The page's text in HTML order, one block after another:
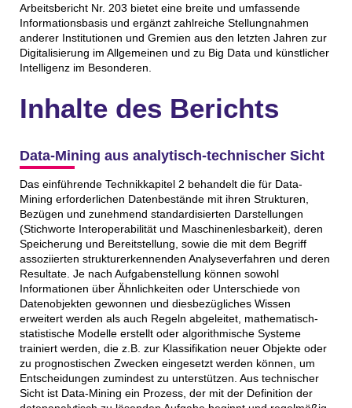
Arbeitsbericht Nr. 203 bietet eine breite und umfassende
Informationsbasis und ergänzt zahlreiche Stellungnahmen
anderer Institutionen und Gremien aus den letzten Jahren zur
Digitalisierung im Allgemeinen und zu Big Data und künstlicher
Intelligenz im Besonderen.
Inhalte des Berichts
Data-Mining aus analytisch-technischer Sicht
Das einführende Technikkapitel 2 behandelt die für Data-
Mining erforderlichen Datenbestände mit ihren Strukturen,
Bezügen und zunehmend standardisierten Darstellungen
(Stichworte Interoperabilität und Maschinenlesbarkeit), deren
Speicherung und Bereitstellung, sowie die mit dem Begriff
assoziierten strukturerkennenden Analyseverfahren und deren
Resultate. Je nach Aufgabenstellung können sowohl
Informationen über Ähnlichkeiten oder Unterschiede von
Datenobjekten gewonnen und diesbezügliches Wissen
erweitert werden als auch Regeln abgeleitet, mathematisch-
statistische Modelle erstellt oder algorithmische Systeme
trainiert werden, die z.B. zur Klassifikation neuer Objekte oder
zu prognostischen Zwecken eingesetzt werden können, um
Entscheidungen zumindest zu unterstützen. Aus technischer
Sicht ist Data-Mining ein Prozess, der mit der Definition der